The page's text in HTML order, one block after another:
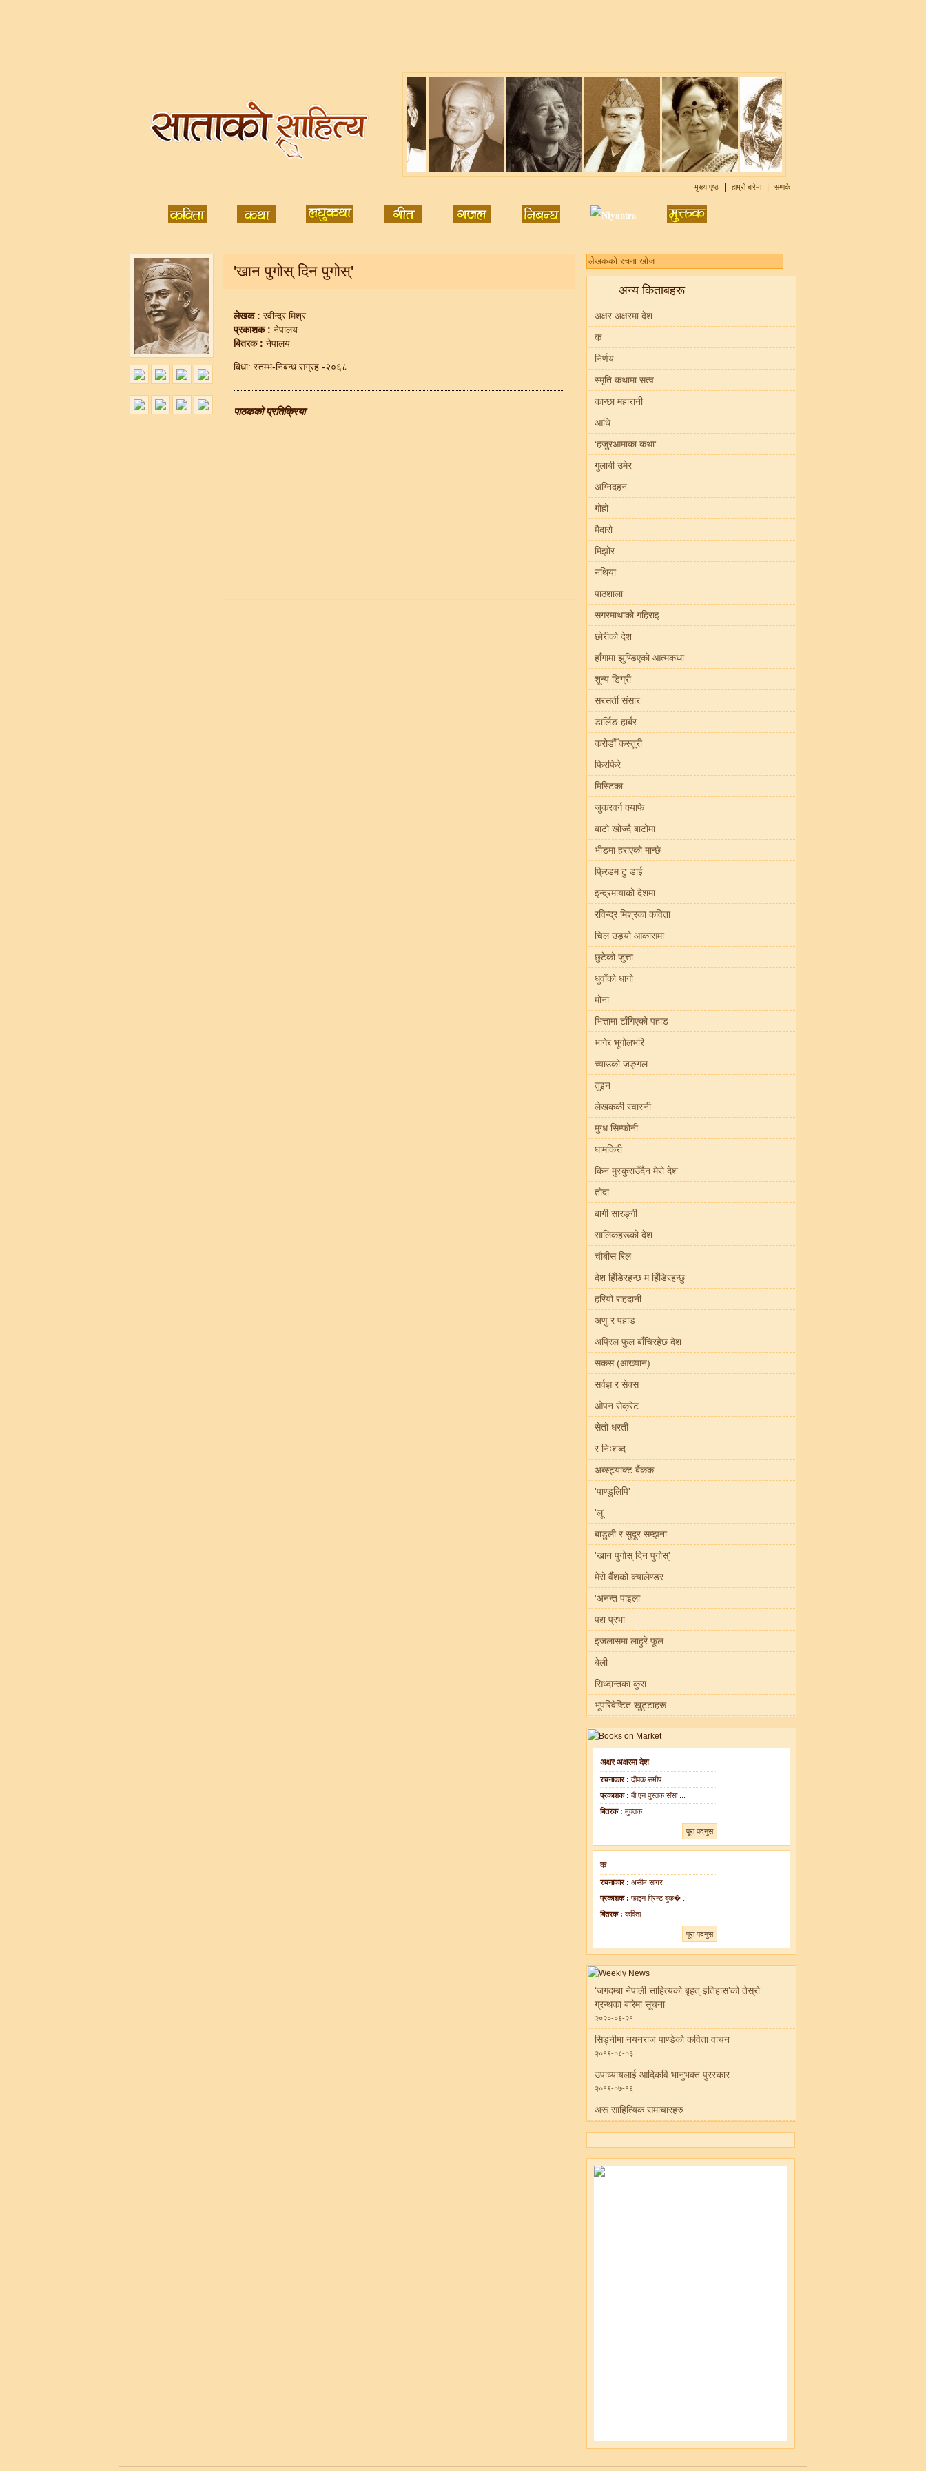
मुख्य पृष्ठ हाम्रो बारेमा सम्पर्क
'खान पुगोस् दिन पुगोस्'
लेखक : रवीन्द्र मिश्र
प्रकाशक : नेपालय
बितरक : नेपालय
बिधा: स्तम्भ-निबन्ध संग्रह -२०६८
पाठकको प्रतिक्रिया
अन्य किताबहरू
अक्षर अक्षरमा देश
क
निर्णय
स्मृति कथामा सत्व
कान्छा महारानी
आधि
‘हजुरआमाका कथा’
गुलाबी उमेर
अग्निदहन
गोहो
मैदारो
मिझोर
नथिया
पाठशाला
सगरमाथाको गहिराइ
छोरीको देश
हाँगामा झुण्डिएको आत्मकथा
शून्य डिग्री
सरसर्ती संसार
डार्लिङ हार्बर
करोडौँ कस्तूरी
फिरफिरे
मिस्टिका
जुकरवर्ग क्याफे
बाटो खोज्दै बाटोमा
भीडमा हराएको मान्छे
फ्रिडम टु डाई
इन्द्रमायाको देशमा
रविन्द्र मिश्रका कविता
चिल उड्यो आकासमा
छुटेको जुत्ता
धुवाँको धागो
मोना
भित्तामा टाँगिएको पहाड
भागेर भूगोलभरि
च्याउको जङ्गल
तुइन
लेखककी स्वास्नी
मुग्ध सिम्फोनी
घामकिरी
किन मुस्कुराउँदैन मेरो देश
तोदा
बागी सारङ्गी
सालिकहरूको देश
चौबीस रिल
देश हिँडिरहन्छ म हिँडिरहन्छु
हरियो राहदानी
अणु र पहाड
अप्रिल फुल बाँचिरहेछ देश
सकस (आख्यान)
सर्वज्ञ र सेक्स
ओपन सेक्रेट
सेतो धरती
र निःशब्द
अब्स्ट्र्याक्ट बैंकक
'पाण्डुलिपि'
'लू'
बाडुली र सुदूर सम्झना
'खान पुगोस् दिन पुगोस्'
मेरो वैँशको क्यालेण्डर
'अनन्त पाइला'
पद्य प्रभा
इजलासमा लाहुरे फूल
बेली
सिध्दान्तका कुरा
भूपरिवेष्टित खुट्टाहरू
अक्षर अक्षरमा देश
रचनाकार : दीपक समीप
प्रकाशक : बी एन पुस्तक संसा ...
बितरक : मुक्तक
पूरा पदनुस
क
रचनाकार : असीम सागर
प्रकाशक : फाइन प्रिन्ट बुक� ...
बितरक : कविता
पूरा पदनुस
‘जगदम्बा नेपाली साहित्यको बृहत् इतिहास’को तेस्रो
ग्रन्थका बारेमा सूचना
२०२०-०६-२१
सिड्नीमा नयनराज पाण्डेको कविता वाचन
२०१९-०८-०३
उपाध्यायलाई आदिकवि भानुभक्त पुरस्कार
२०१९-०७-१६
अरू साहित्यिक समाचारहरु